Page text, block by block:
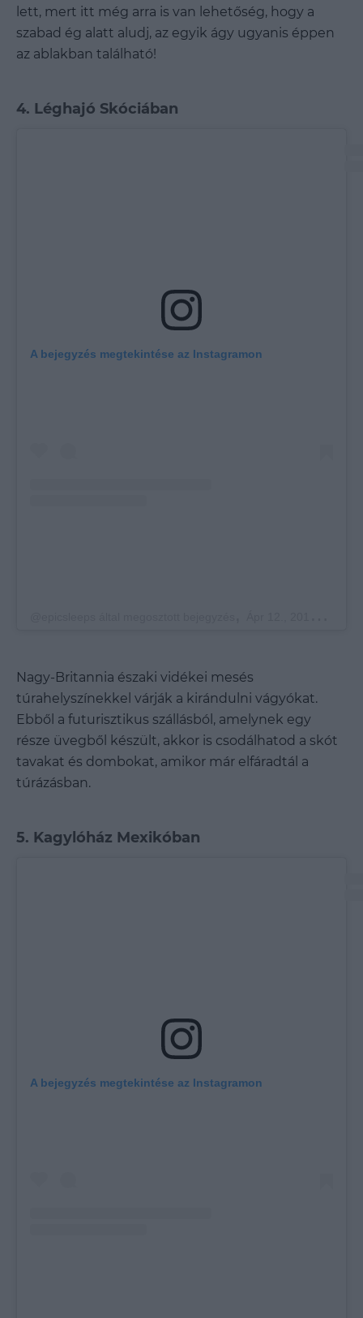
lett, mert itt még arra is van lehetőség, hogy a
szabad ég alatt aludj, az egyik ágy ugyanis éppen
az ablakban található!
4. Léghajó Skóciában
A bejegyzés megtekintése az Instagramon
Nagy-Britannia északi vidékei mesés
túrahelyszínekkel várják a kirándulni vágyókat.
Ebből a futurisztikus szállásból, amelynek egy
része üvegből készült, akkor is csodálhatod a skót
tavakat és dombokat, amikor már elfáradtál a
túrázásban.
5. Kagylóház Mexikóban
A bejegyzés megtekintése az Instagramon